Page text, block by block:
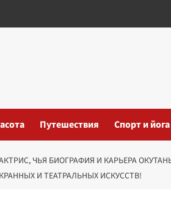
Путешествия Спорт и йога
ЧЬЯ БИОГРАФИЯ И КАРЬЕРА
И ТЕАТРАЛЬНЫХ ИСКУССТВ!